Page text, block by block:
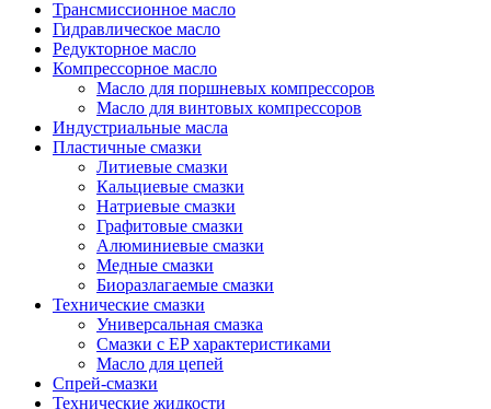
Трансмиссионное масло
Гидравлическое масло
Редукторное масло
Компрессорное масло
Масло для поршневых компрессоров
Масло для винтовых компрессоров
Индустриальные масла
Пластичные смазки
Литиевые смазки
Кальциевые смазки
Натриевые смазки
Графитовые смазки
Алюминиевые смазки
Медные смазки
Биоразлагаемые смазки
Технические смазки
Универсальная смазка
Смазки с EP характеристиками
Масло для цепей
Спрей-смазки
Технические жидкости